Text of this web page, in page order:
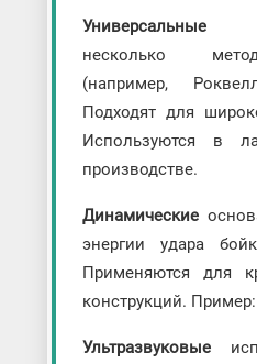
несколько
(например,
Подходят для
Используются в
производстве.
Динамические
энергии удара
Применяются для
конструкций.
Ультразвуковые